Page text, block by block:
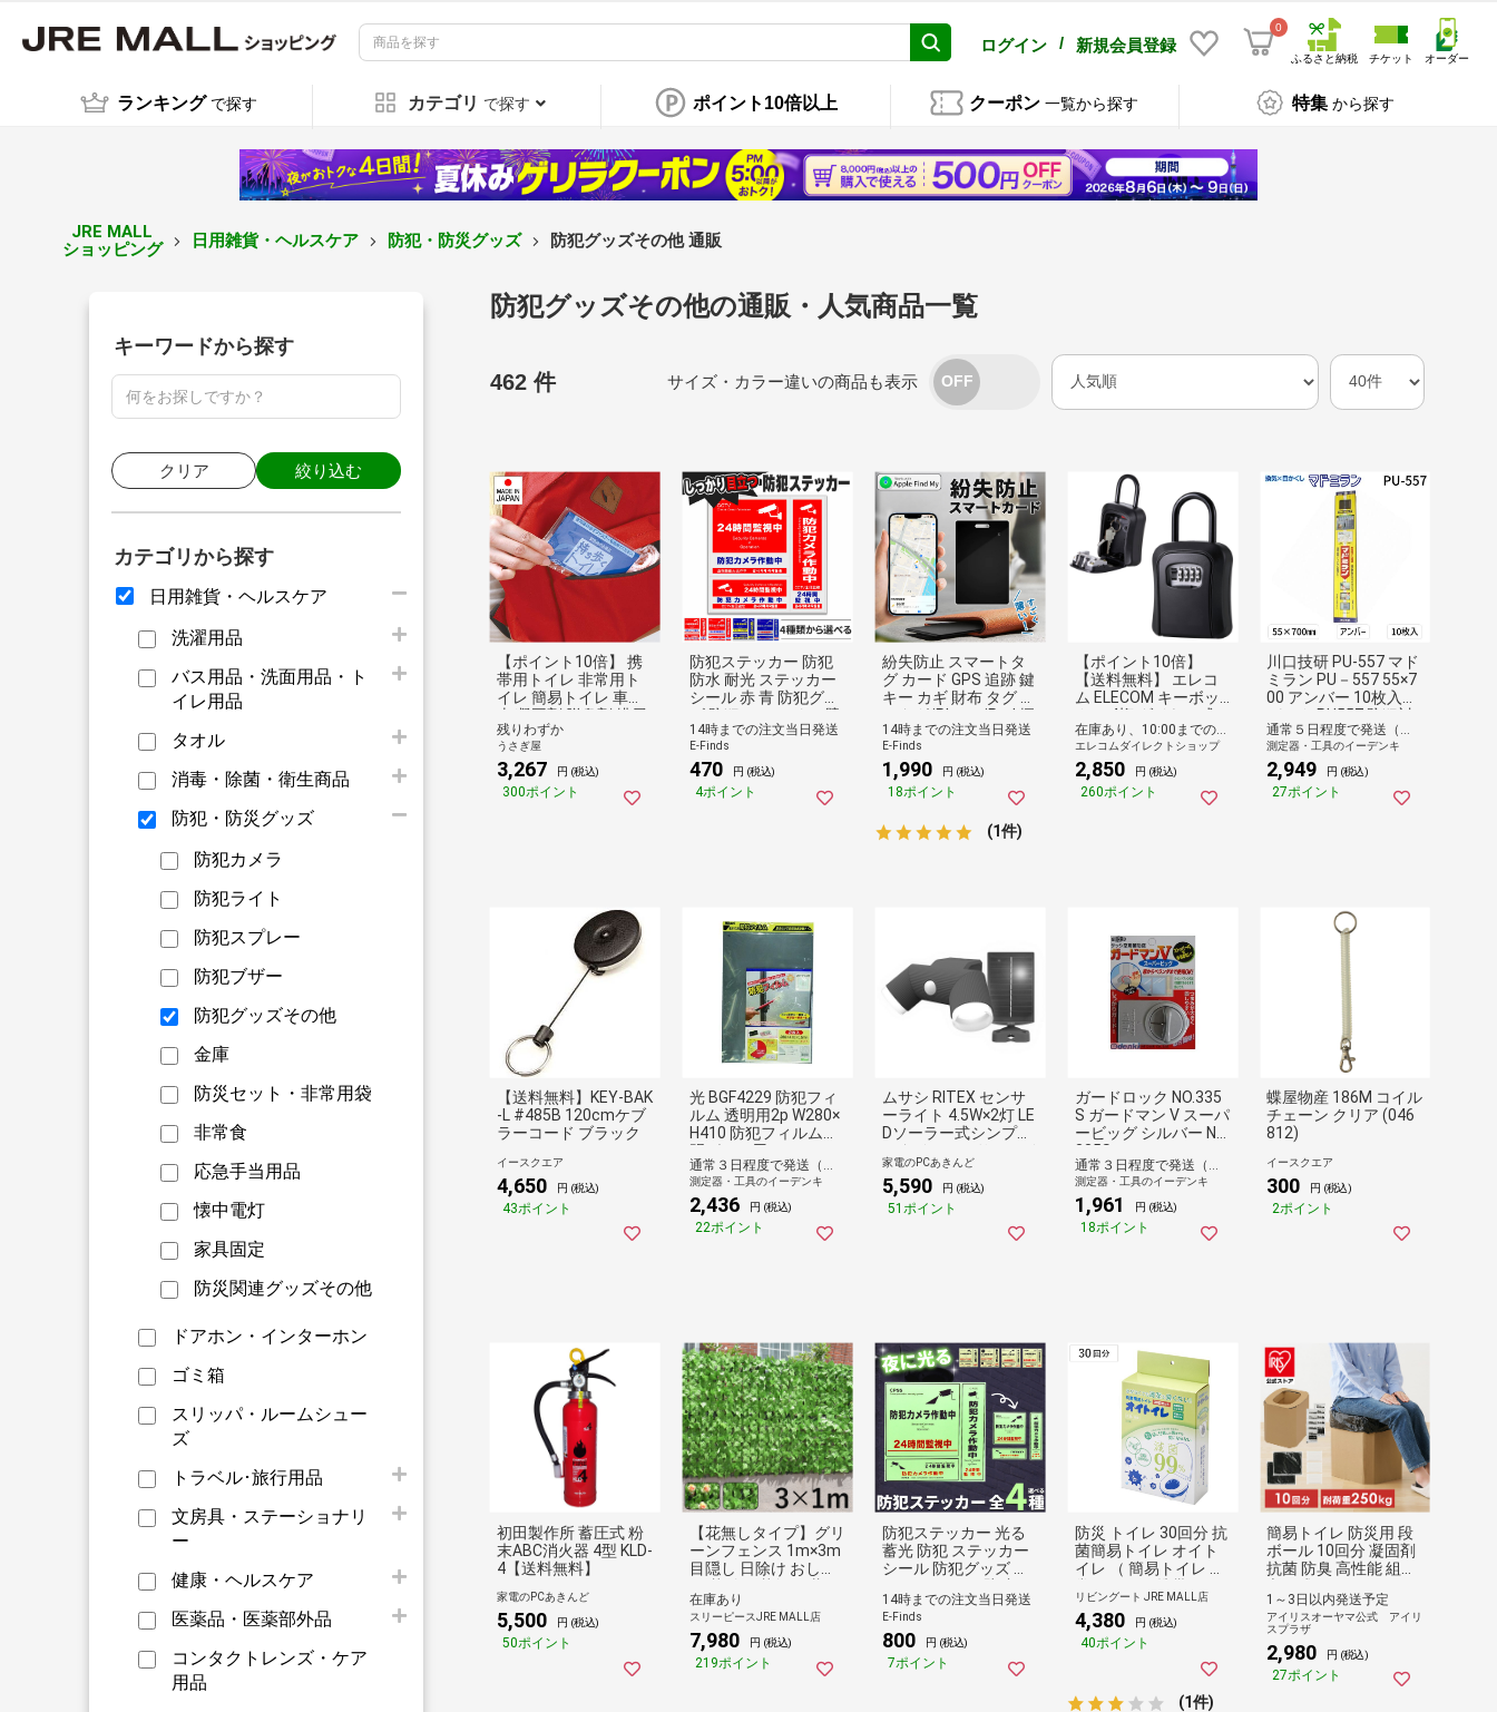
ログイン / 新規会員登録
0
ふるさと納税 チケット オーダー
ランキング で探す カテゴリ で探す ポイント10倍以上 クーポン 一覧から探す 特集 から探す
JRE MALL
ショッピング
日用雑貨・ヘルスケア 防犯・防災グッズ 防犯グッズその他 通販
キーワードから探す
クリア 絞り込む
カテゴリから探す
日用雑貨・ヘルスケア
洗濯用品
バス用品・洗面用品・ト
イレ用品
タオル
消毒・除菌・衛生商品
防犯・防災グッズ
防犯カメラ
防犯ライト
防犯スプレー
防犯ブザー
防犯グッズその他
金庫
防災セット・非常用袋
非常食
応急手当用品
懐中電灯
家具固定
防災関連グッズその他
ドアホン・インターホン
ゴミ箱
スリッパ・ルームシュー
ズ
トラベル･旅行用品
文房具・ステーショナリ
ー
健康・ヘルスケア
医薬品・医薬部外品
コンタクトレンズ・ケア
用品
防犯グッズその他の通販・人気商品一覧
462 件 サイズ・カラー違いの商品も表示
【ポイント10倍】 携
帯用トイレ 非常用ト
イレ 簡易トイレ 車内
車 凝固剤 脱臭剤 排尿
おしっこ 活性炭 渋滞
高速道路 災害 天災 避
難時 防災 日本製 国産
残りわずか
うさぎ屋
3,267 円 (税込)
300ポイント
防犯ステッカー 防犯
防水 耐光 ステッカー
シール 赤 青 防犯グッ
ズ 防犯カメラ ドア 壁
窓 ガラス 貼る 貼り付
け 監視 防犯シール 防
止 侵入 フィルム シー
ト 家 お店 屋外 見守り
対策 空き【1枚:Aタイ
14時までの注文当日発送
E-Finds
470 円 (税込)
4ポイント
紛失防止 スマートタ
グ カード GPS 追跡 鍵
キー カギ 財布 タグ エ
アタグ iPhone iPad 探
す 忘れ物 キーファイ
ンダー 落とし物 探し
物 電池交換不要 迷子
子供 子ども ペット 高
齢者【1個】
14時までの注文当日発送
E-Finds
1,990 円 (税込)
18ポイント
(1件)
【ポイント10倍】
【送料無料】 エレコ
ム ELECOM キーボッ
クス 4桁 ダイヤル式
暗証番号設定可 鍵収
納 受け渡し用 カード
キー収納可
在庫あり、10:00までのご注文は最短即日発送
エレコムダイレクトショップ
2,850 円 (税込)
260ポイント
川口技研 PU-557 マド
ミラン PU－557 55×7
00 アンバー 10枚入／
パック PU557 防犯対
策用品
通常５日程度で発送（土日祝除く）
測定器・工具のイーデンキ
2,949 円 (税込)
27ポイント
【送料無料】KEY-BAK
-L #485B 120cmケブ
ラーコード ブラック
イースクエア
4,650 円 (税込)
43ポイント
光 BGF4229 防犯フィ
ルム 透明用2p W280×
H410 防犯フィルム透
明ガラス用
測定器・工具のイーデンキ
2,436 円 (税込)
22ポイント
ムサシ RITEX センサ
ーライト 4.5W×2灯 LE
Dソーラー式シンプル
スタイルセンサーライ
ト 防犯 S-CY60 ライ
テックス 【送料無
料】
家電のPCあきんど
5,590 円 (税込)
51ポイント
ガードロック NO.335
S ガードマン V スーパ
ービッグ シルバー NO.
335S
測定器・工具のイーデンキ
1,961 円 (税込)
18ポイント
蝶屋物産 186M コイル
チェーン クリア (046
812)
イースクエア
300 円 (税込)
2ポイント
初田製作所 蓄圧式 粉
末ABC消火器 4型 KLD-
4【送料無料】
家電のPCあきんど
5,500 円 (税込)
50ポイント
【花無しタイプ】グリ
ーンフェンス 1m×3m
目隠し 日除け おしゃ
ぱ ベランダ 庭 防犯 侵
入防止 / 目隠しグリー
ンフェンス
在庫あり
スリーピースJRE MALL店
7,980 円 (税込)
219ポイント
防犯ステッカー 光る
蓄光 防犯 ステッカー
シール 防犯グッズ 防
ラス 貼る 貼り付け 監
視 防犯シール 防止 侵
入 フィルム シート 家
お店 屋外 見守り 対策
空き巣 万引【1枚:Aタ
14時までの注文当日発送
E-Finds
800 円 (税込)
7ポイント
防災 トイレ 30回分 抗
菌簡易トイレ オイト
イレ （ 簡易トイレ 非
レ 防災用品 防臭袋 凝
固剤 処理用袋 災害時
断水時 コンパクト 長
期保存 簡単 可燃ごみ
抗菌機能 消臭機能 ）
リビングート JRE MALL店
4,380 円 (税込)
40ポイント
(1件)
簡易トイレ 防災用 段
ボール 10回分 凝固剤
抗菌 防臭 高性能 組み
すぐ使える 耐久性 緊
急 非常用トイレ 防災
トイレ 災害用トイレ
防災用品 避難用品 防
災 災害 断水 アイリス
1～3日以内発送予定
アイリスオーヤマ公式 アイリ
スプラザ
2,980 円 (税込)
27ポイント